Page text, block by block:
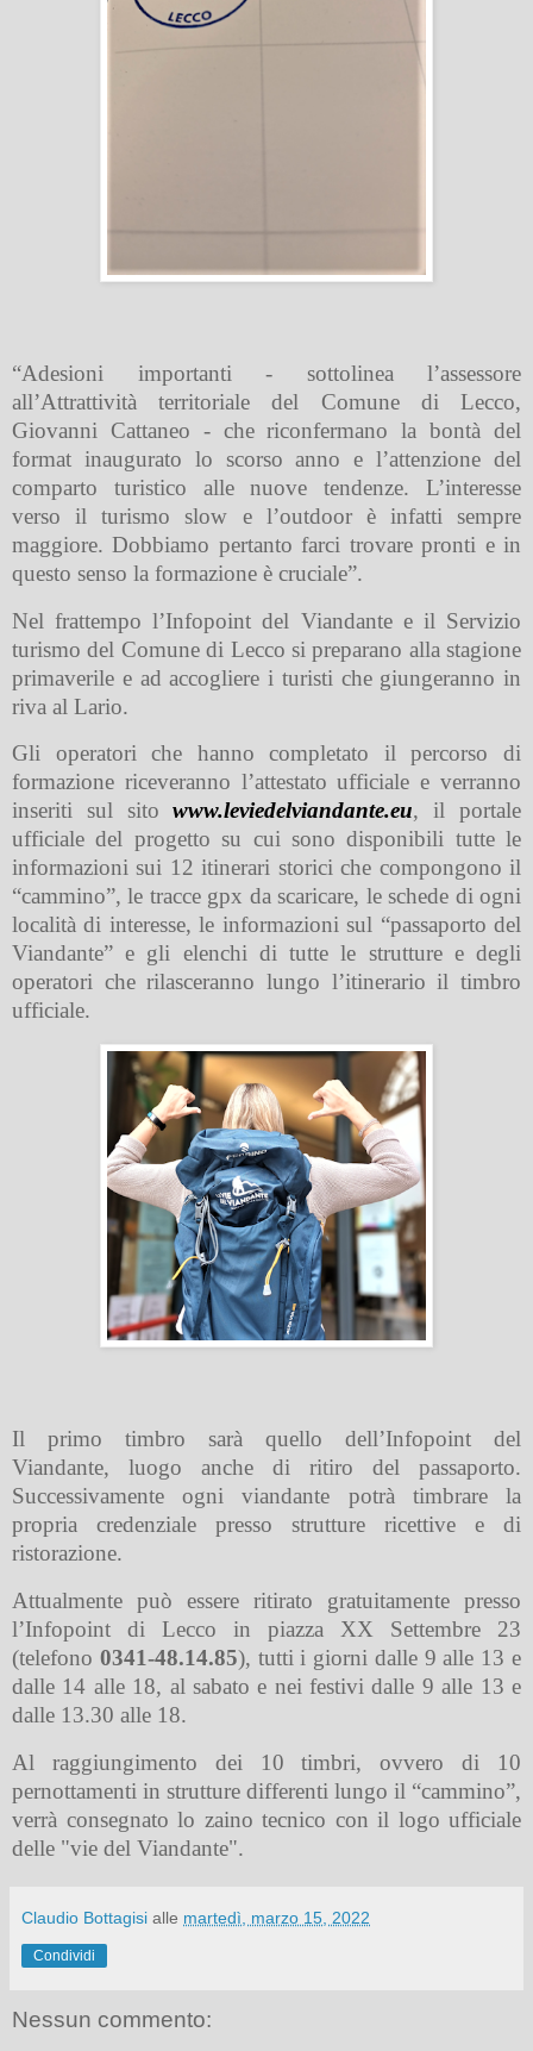
“Adesioni importanti - sottolinea l’assessore
all’Attrattività territoriale del Comune di Lecco,
Giovanni Cattaneo - che riconfermano la bontà del
format inaugurato lo scorso anno e l’attenzione del
comparto turistico alle nuove tendenze. L’interesse
verso il turismo slow e l’outdoor è infatti sempre
maggiore. Dobbiamo pertanto farci trovare pronti e in
questo senso la formazione è cruciale”.
Nel frattempo l’Infopoint del Viandante e il Servizio
turismo del Comune di Lecco si preparano alla stagione
primaverile e ad accogliere i turisti che giungeranno in
riva al Lario.
Gli operatori che hanno completato il percorso di
formazione riceveranno l’attestato ufficiale e verranno
inseriti sul sitowww.leviedelviandante.eu, il portale
ufficiale del progetto su cui sono disponibili tutte le
informazioni sui 12 itinerari storici che compongono il
“cammino”, le tracce gpx da scaricare, le schede di ogni
località di interesse, le informazioni sul “passaporto del
Viandante” e gli elenchi di tutte le strutture e degli
operatori che rilasceranno lungo l’itinerario il timbro
ufficiale.
Il primo timbro sarà quello dell’Infopoint del
Viandante, luogo anche di ritiro del passaporto.
Successivamente ogni viandante potrà timbrare la
propria credenziale presso strutture ricettive e di
ristorazione.
Attualmente può essere ritirato gratuitamente presso
l’Infopoint di Lecco in piazza XX Settembre 23
(telefono 0341-48.14.85), tutti i giorni dalle 9 alle 13 e
dalle 14 alle 18, al sabato e nei festivi dalle 9 alle 13 e
dalle 13.30 alle 18.
Al raggiungimento dei 10 timbri, ovvero di 10
pernottamenti in strutture differenti lungo il “cammino”,
verrà consegnato lo zaino tecnico con il logo ufficiale
delle "vie del Viandante".
Claudio Bottagisi alle martedì, marzo 15, 2022
Condividi
Nessun commento: